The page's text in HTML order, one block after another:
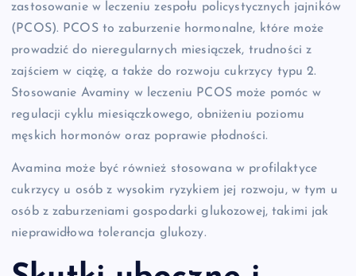
zastosowanie w leczeniu zespołu policystycznych jajników
(PCOS). PCOS to zaburzenie hormonalne, które może
prowadzić do nieregularnych miesiączek, trudności z
zajściem w ciążę, a także do rozwoju cukrzycy typu 2.
Stosowanie Avaminy w leczeniu PCOS może pomóc w
regulacji cyklu miesiączkowego, obniżeniu poziomu
męskich hormonów oraz poprawie płodności.
Avamina może być również stosowana w profilaktyce
cukrzycy u osób z wysokim ryzykiem jej rozwoju, w tym u
osób z zaburzeniami gospodarki glukozowej, takimi jak
nieprawidłowa tolerancja glukozy.